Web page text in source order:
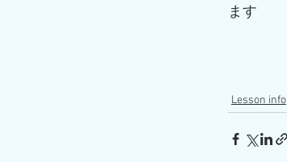
ます
Lesson info